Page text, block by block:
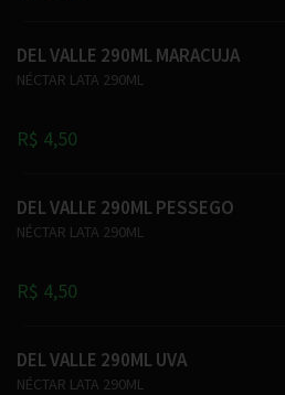
DEL VALLE 290ML MARACUJA
NÉCTAR LATA 290ML
R$ 4,50
DEL VALLE 290ML PESSEGO
NÉCTAR LATA 290ML
R$ 4,50
DEL VALLE 290ML UVA
NÉCTAR LATA 290ML